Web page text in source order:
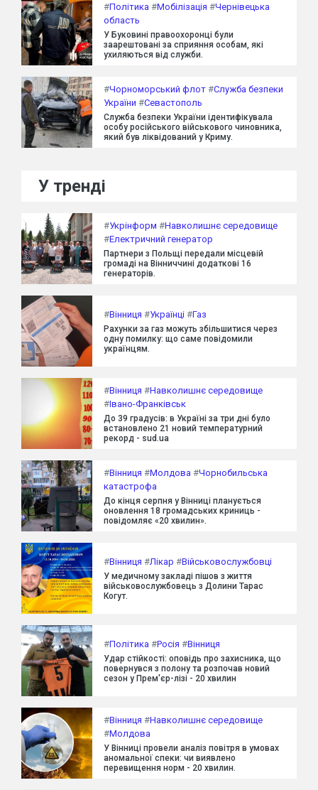
#Політика #Мобілізація #Чернівецька
область
У Буковині правоохоронці були
заарештовані за сприяння особам, які
ухиляються від служби.
#Чорноморський флот #Служба безпеки
України #Севастополь
Служба безпеки України ідентифікувала
особу російського військового чиновника,
який був ліквідований у Криму.
У тренді
#Укрінформ #Навколишнє середовище
#Електричний генератор
Партнери з Польщі передали місцевій
громаді на Вінниччині додаткові 16
генераторів.
#Вінниця #Українці #Газ
Рахунки за газ можуть збільшитися через
одну помилку: що саме повідомили
українцям.
#Вінниця #Навколишнє середовище
#Івано-Франківськ
До 39 градусів: в Україні за три дні було
встановлено 21 новий температурний
рекорд - sud.ua
#Вінниця #Молдова #Чорнобильська
катастрофа
До кінця серпня у Вінниці планується
оновлення 18 громадських криниць -
повідомляє «20 хвилин».
#Вінниця #Лікар #Військовослужбовці
У медичному закладі пішов з життя
військовослужбовець з Долини Тарас
Когут.
#Політика #Росія #Вінниця
Удар стійкості: оповідь про захисника, що
повернувся з полону та розпочав новий
сезон у Прем'єр-лізі - 20 хвилин
#Вінниця #Навколишнє середовище
#Молдова
У Вінниці провели аналіз повітря в умовах
аномальної спеки: чи виявлено
перевищення норм - 20 хвилин.